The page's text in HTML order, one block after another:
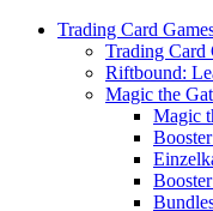
Trading Card
Trading Card
Riftbound:
Magic the
Magic